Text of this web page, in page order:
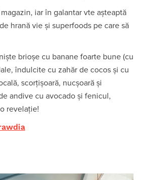
iar în galantar vte așteaptă
hrană vie şi superfoods pe care să
brioșe cu banane foarte bune (cu
îndulcite cu zahăr de cocos și cu
scorțișoară, nucșoară și
andive cu avocado și fenicul,
revelație!